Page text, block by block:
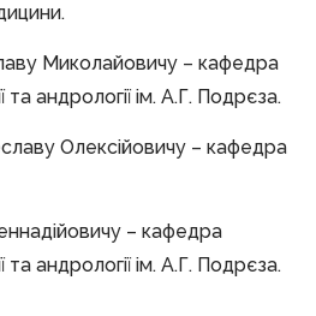
Миколайовичу – кафедра
та андрології ім. А.Г. Подрєза.
Олексійовичу – кафедра
– кафедра
та андрології ім. А.Г. Подрєза.